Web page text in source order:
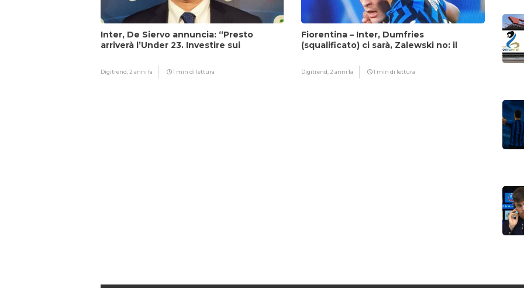
Inter, De Siervo annuncia: “Presto
arriverà l’Under 23. Investire sui
Digitrend,2 anni fa 1 min di lettura
Fiorentina – Inter, Dumfries
(squalificato) ci sarà, Zalewski no: il
Digitrend,2 anni fa 1 min di lettura